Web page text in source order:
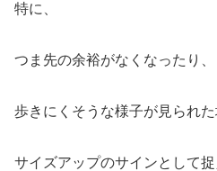
特に、
つま先の余裕がなくなったり、
歩きにくそうな様子が見られた
サイズアップのサインとして捉